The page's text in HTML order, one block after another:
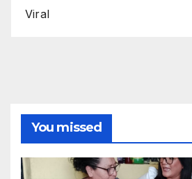
Viral
You missed